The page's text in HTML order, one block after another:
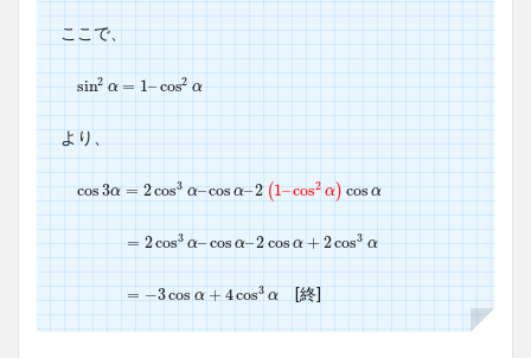
ここで、
sin2 α = 1–cos2 α
sin2α=1–cos2α
より、
cos3α = 2cos3 α–cosα–2(1–cos2 α)cosα
cos3α=2cos3α–cosα–2(1–cos2α)cosα
= 2cos3 α–cosα–2cosα +2cos3 α
=2cos3α–cosα–2cosα+2cos3α
= −3cos α + 4cos3 α
=− 3cosα +4cos3α [終]